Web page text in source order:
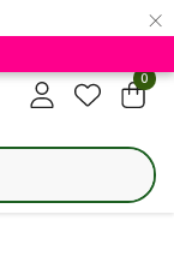
×
0